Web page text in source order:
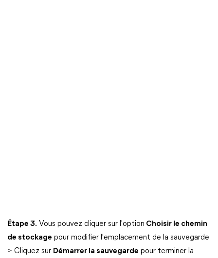
Étape 3. Vous pouvez cliquer sur l'option Choisir le chemin
de stockage pour modifier l'emplacement de la sauvegarde
> Cliquez sur Démarrer la sauvegarde pour terminer la